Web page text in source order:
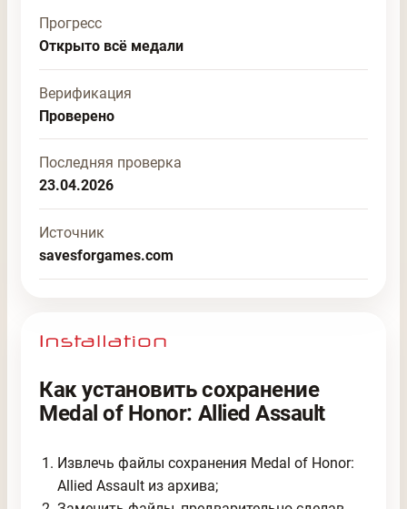
Прогресс
Открыто всё медали
Верификация
Проверено
Последняя проверка
23.04.2026
Источник
savesforgames.com
Как установить сохранение
Medal of Honor: Allied Assault
Извлечь файлы сохранения Medal of Honor:
Allied Assault из архива;